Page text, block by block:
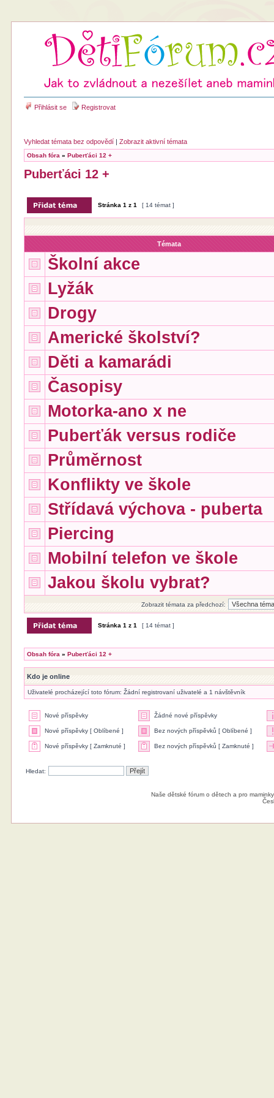
Přihlásit se Registrovat
Vyhledat témata bez odpovědí |Zobrazit aktivní témata
Obsah fóra »Puberťáci 12 +
Puberťáci 12 +
Stránka1 z1 [ 14 témat ]
Témata
Školní akce
Lyžák
Drogy
Americké školství?
Děti a kamarádi
Časopisy
Motorka-ano x ne
Puberťák versus rodiče
Průměrnost
Konflikty ve škole
Střídavá výchova - puberta
Piercing
Mobilní telefon ve škole
Jakou školu vybrat?
Zobrazit témata za předchozí:
Stránka1 z1 [ 14 témat ]
Obsah fóra »Puberťáci 12 +
Kdo je online
Uživatelé procházející toto fórum: Žádní registrovaní uživatelé a 1 návštěvník
Nové příspěvky Žádné nové příspěvky
Nové příspěvky [ Oblíbené ] Bez nových příspěvků [ Oblíbené ]
Nové příspěvky [ Zamknuté ] Bez nových příspěvků [ Zamknuté ]
Hledat:
Naše dětské fórum o dětech a pro